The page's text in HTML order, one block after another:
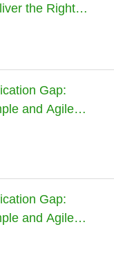
the Right
Gap:
and Agile
Gap:
and Agile
Edition)